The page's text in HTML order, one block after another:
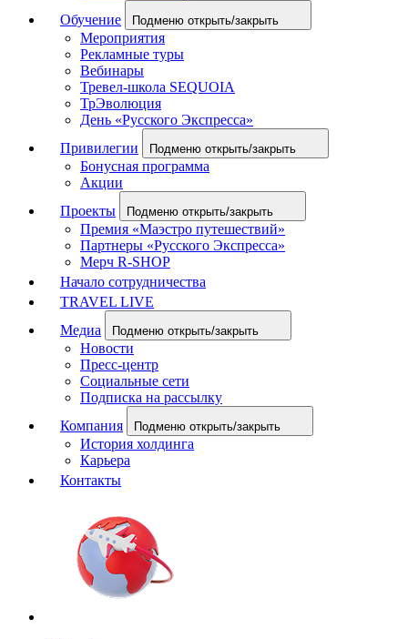
Обучение
Подменю открыть/закрыть
Мероприятия
Рекламные туры
Вебинары
Тревел-школа SEQUOIA
ТрЭволюция
День «Русского Экспресса»
Привилегии
Подменю открыть/закрыть
Бонусная программа
Акции
Проекты
Подменю открыть/закрыть
Премия «Маэстро путешествий»
Партнеры «Русского Экспресса»
Мерч R-SHOP
Начало сотрудничества
TRAVEL LIVE
Медиа
Подменю открыть/закрыть
Новости
Пресс-центр
Социальные сети
Подписка на рассылку
Компания
Подменю открыть/закрыть
История холдинга
Карьера
Контакты